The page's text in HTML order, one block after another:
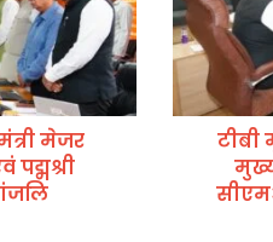
मेजर
भा
र
त
अ
भि
टीबी